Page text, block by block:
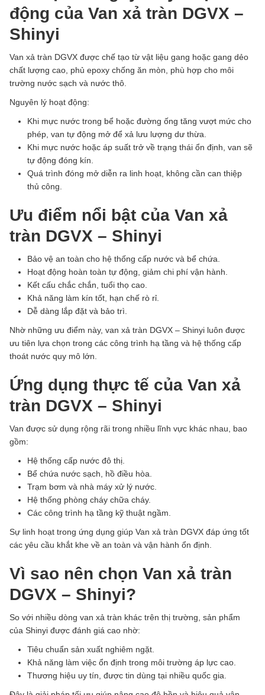
động của Van xả tràn DGVX –
Shinyi
Van xả tràn DGVX được chế tạo từ vật liệu gang hoặc gang dẻo
chất lượng cao, phủ epoxy chống ăn mòn, phù hợp cho môi
trường nước sạch và nước thô.
Nguyên lý hoạt động:
Khi mực nước trong bể hoặc đường ống tăng vượt mức cho
phép, van tự động mở để xả lưu lượng dư thừa.
Khi mực nước hoặc áp suất trở về trạng thái ổn định, van sẽ
tự động đóng kín.
Quá trình đóng mở diễn ra linh hoạt, không cần can thiệp
thủ công.
Ưu điểm nổi bật của Van xả
tràn DGVX – Shinyi
Bảo vệ an toàn cho hệ thống cấp nước và bể chứa.
Hoạt động hoàn toàn tự động, giảm chi phí vận hành.
Kết cấu chắc chắn, tuổi thọ cao.
Khả năng làm kín tốt, hạn chế rò rỉ.
Dễ dàng lắp đặt và bảo trì.
Nhờ những ưu điểm này, van xả tràn DGVX – Shinyi luôn được
ưu tiên lựa chọn trong các công trình hạ tầng và hệ thống cấp
thoát nước quy mô lớn.
Ứng dụng thực tế của Van xả
tràn DGVX – Shinyi
Van được sử dụng rộng rãi trong nhiều lĩnh vực khác nhau, bao
gồm:
Hệ thống cấp nước đô thị.
Bể chứa nước sạch, hồ điều hòa.
Trạm bơm và nhà máy xử lý nước.
Hệ thống phòng cháy chữa cháy.
Các công trình hạ tầng kỹ thuật ngầm.
Sự linh hoạt trong ứng dụng giúp Van xả tràn DGVX đáp ứng tốt
các yêu cầu khắt khe về an toàn và vận hành ổn định.
Vì sao nên chọn Van xả tràn
DGVX – Shinyi?
So với nhiều dòng van xả tràn khác trên thị trường, sản phẩm
của Shinyi được đánh giá cao nhờ:
Tiêu chuẩn sản xuất nghiêm ngặt.
Khả năng làm việc ổn định trong môi trường áp lực cao.
Thương hiệu uy tín, được tin dùng tại nhiều quốc gia.